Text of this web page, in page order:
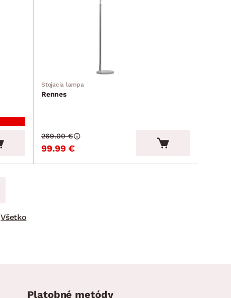
Stojacia lampa
Rennes
99.99 €
269.00 €
Všetko
Platobné metódy